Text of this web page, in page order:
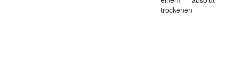
trockenen